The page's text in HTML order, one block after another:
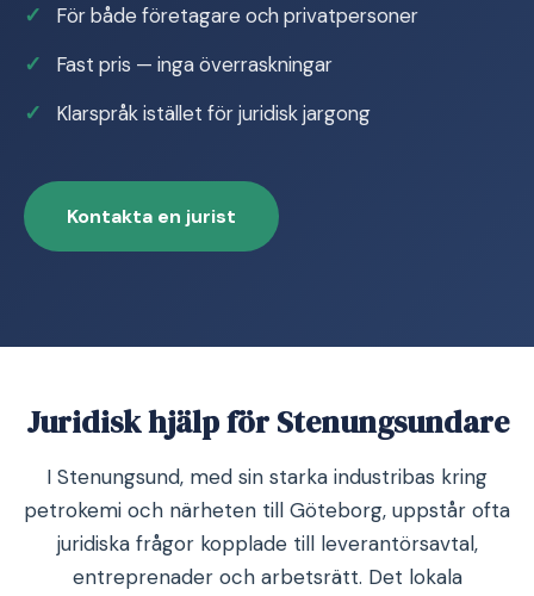
För både företagare och privatpersoner
Fast pris — inga överraskningar
Klarspråk istället för juridisk jargong
Kontakta en jurist
Juridisk hjälp för Stenungsundare
I Stenungsund, med sin starka industribas kring
petrokemi och närheten till Göteborg, uppstår ofta
juridiska frågor kopplade till leverantörsavtal,
entreprenader och arbetsrätt. Det lokala